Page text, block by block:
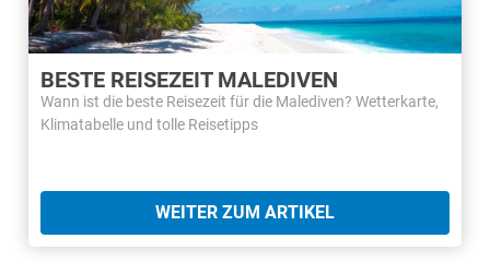
BESTE REISEZEIT MALEDIVEN
Wann ist die beste Reisezeit für die Malediven? Wetterkarte,
Klimatabelle und tolle Reisetipps
WEITER ZUM ARTIKEL